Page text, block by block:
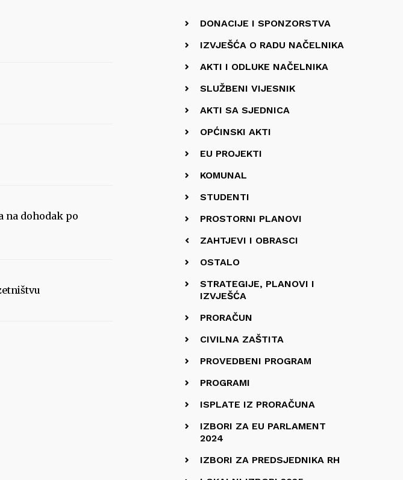
na dohodak po
DONACIJE I SPONZORSTVA
IZVJEŠĆA O RADU NAČELNIKA
AKTI I ODLUKE NAČELNIKA
SLUŽBENI VIJESNIK
AKTI SA SJEDNICA
OPĆINSKI AKTI
EU PROJEKTI
KOMUNAL
STUDENTI
PROSTORNI PLANOVI
ZAHTJEVI I OBRASCI
OSTALO
STRATEGIJE, PLANOVI I
IZVJEŠĆA
PRORAČUN
CIVILNA ZAŠTITA
PROVEDBENI PROGRAM
PROGRAMI
ISPLATE IZ PRORAČUNA
IZBORI ZA EU PARLAMENT
2024
IZBORI ZA PREDSJEDNIKA RH